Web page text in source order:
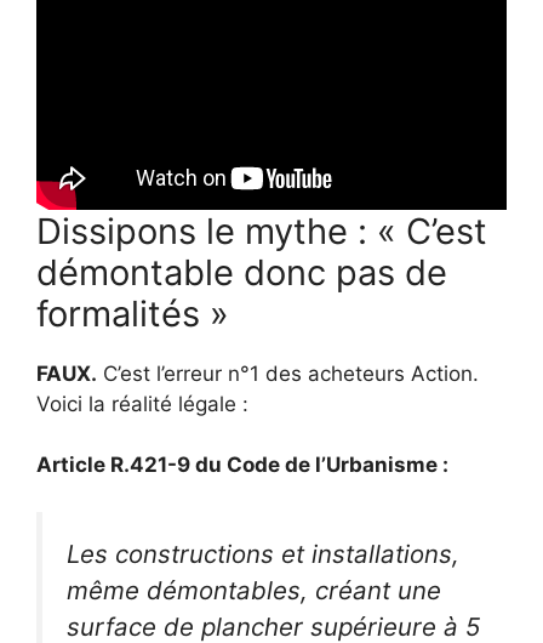
Dissipons le mythe : « C’est
démontable donc pas de
formalités »
FAUX. C’est l’erreur n°1 des acheteurs Action.
Voici la réalité légale :
Article R.421-9 du Code de l’Urbanisme :
Les constructions et installations,
même démontables, créant une
surface de plancher supérieure à 5